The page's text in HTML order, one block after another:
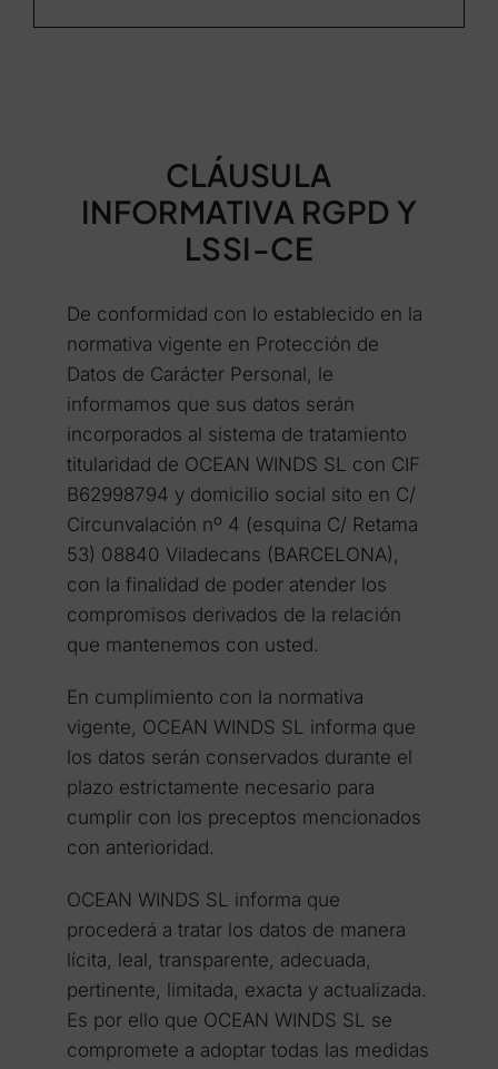
Información sobre cookiesCLÁUSULA
INFORMATIVA RGPD Y
LSSI-CE
De conformidad con lo establecido en la
normativa vigente en Protección de
Datos de Carácter Personal, le
informamos que sus datos serán
incorporados al sistema de tratamiento
titularidad de OCEAN WINDS SL con CIF
B62998794 y domicilio social sito en C/
Circunvalación nº 4 (esquina C/ Retama
53) 08840 Viladecans (BARCELONA),
con la finalidad de poder atender los
compromisos derivados de la relación
que mantenemos con usted.
En cumplimiento con la normativa
vigente, OCEAN WINDS SL informa que
los datos serán conservados durante el
plazo estrictamente necesario para
cumplir con los preceptos mencionados
con anterioridad.
OCEAN WINDS SL informa que
procederá a tratar los datos de manera
lícita, leal, transparente, adecuada,
pertinente, limitada, exacta y actualizada.
Es por ello que OCEAN WINDS SL se
compromete a adoptar todas las medidas